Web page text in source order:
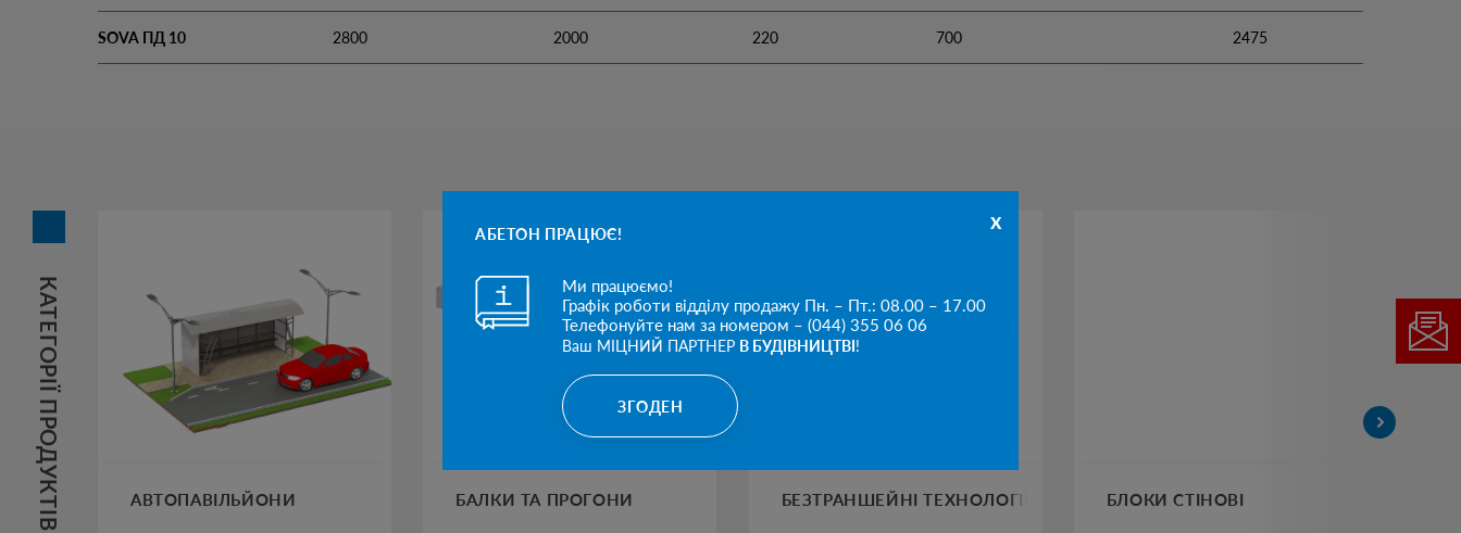
x
АБЕТОН ПРАЦЮЄ!
Ми працюємо!
Графік роботи відділу продажу Пн. – Пт.: 08.00 – 17.00
Телефонуйте нам за номером – (044) 355 06 06
Ваш МІЦНИЙ ПАРТНЕР В БУДІВНИЦТВІ!
ЗГОДЕН
SOVA ПД 10 2800 2000 220 700 2475
КАТЕГОРІЇ ПРОДУКТІВ АВТОПАВІЛЬЙОНИ БАЛКИ ТА ПРОГОНИ БЕЗТРАНШЕЙНІ ТЕХНОЛОГІЇ БЛОКИ СТІНОВІ